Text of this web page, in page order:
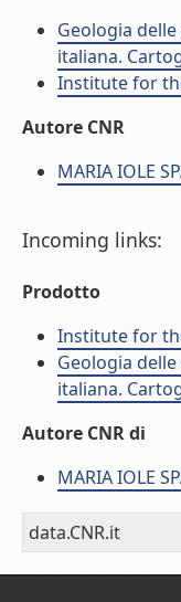
Geologia
italiana.
Institute for
Autore CNR
MARIA IOLE
Incoming links:
Prodotto
Institute for
Geologia
italiana.
Autore CNR di
MARIA IOLE
data.CNR.it